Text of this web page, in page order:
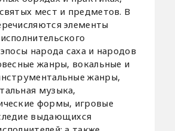
мест и предметов. В
элементы
народа саха и народов
жанры, вокальные и
жанры,
музыка,
формы, игровые
выдающихся